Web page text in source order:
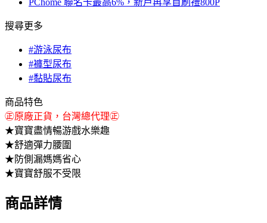
PChome 聯名卡最高6%，新戶再享首刷禮800P
搜尋更多
#游泳尿布
#褲型尿布
#黏貼尿布
商品特色
㊣原廠正貨，台灣總代理㊣
★寶寶盡情暢游戲水樂趣
★舒適彈力腰圍
★防側漏媽媽省心
★寶寶舒服不受限
商品詳情